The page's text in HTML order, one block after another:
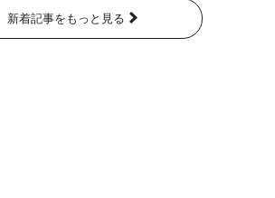
新着記事をもっと見る